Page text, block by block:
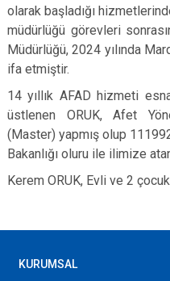
olarak başladığı
müdürlüğü görevleri
Müdürlüğü, 2024 yılında
ifa etmiştir.
14 yıllık AFAD hizmeti
üstlenen ORUK, Afet
(Master) yapmış olup
Bakanlığı oluru ile ilimize
Kerem ORUK, Evli ve 2 çocuk
KURUMSAL